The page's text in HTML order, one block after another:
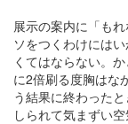
展示の案内に「も
ソをつくわけには
くてはならない。
に2倍刷る度胸はな
う結果に終わった
しられて気まずい